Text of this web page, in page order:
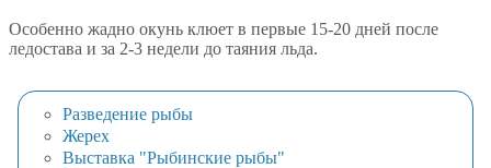
Особенно жадно окунь клюет в первые 15-20 дней после
ледостава и за 2-3 недели до таяния льда.
Разведение рыбы
Жерех
Выставка "Рыбинские рыбы"